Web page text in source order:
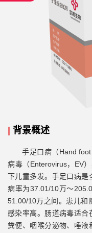
背景概述
手足口病（Hand
病毒（Enterovirus，EV
下儿童多发。手足口病是
病率为37.01/10万～
51.00/10万之间。患儿和
感染率高。肠道病毒适合
粪便、咽喉分泌物、唾液